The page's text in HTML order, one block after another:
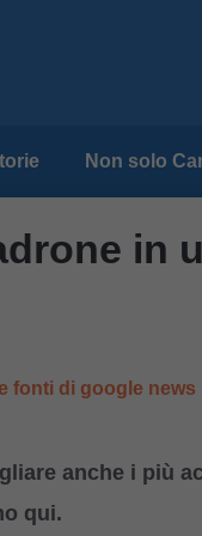
Non solo
in
fonti di google news
anche i più
qui.